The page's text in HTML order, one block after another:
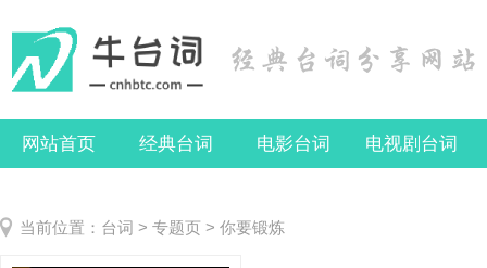
网站首页 经典台词 电影台词 电视剧台词
当前位置： 台词 > 专题页 > 你要锻炼